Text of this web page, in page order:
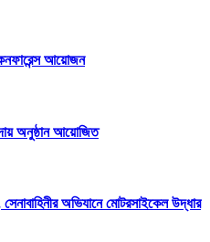
কনফারেন্স আয়োজন
অনুষ্ঠান আয়োজিত
অভিযানে মোটরসাইকেল উদ্ধার